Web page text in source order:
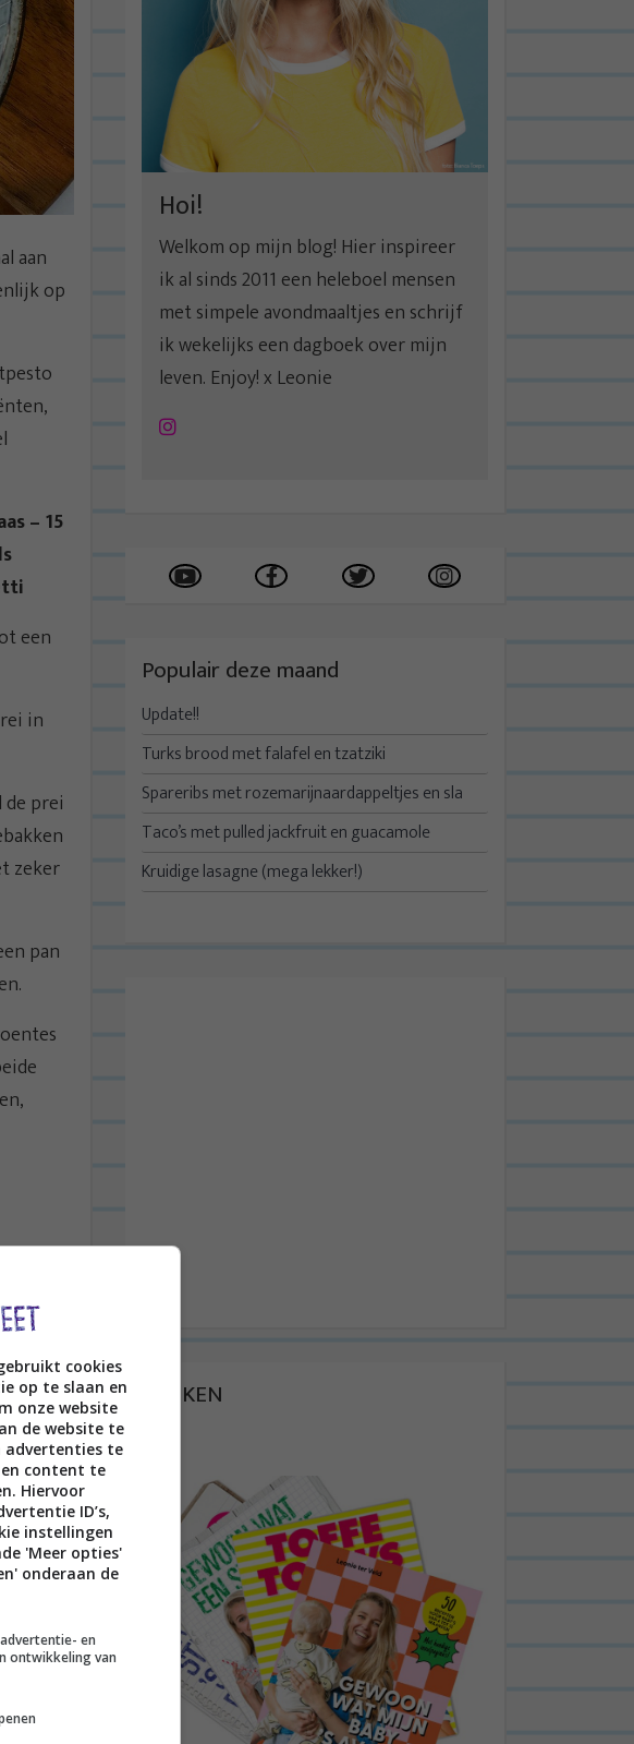
aan
op
– 15
een
in
prei
zeker
pan
De
.
Hoi!
Welkom op mijn blog! Hier inspireer
ik al sinds 2011 een heleboel mensen
met simpele avondmaaltjes en schrijf
ik wekelijks een dagboek over mijn
leven. Enjoy! x Leonie
Instagram
Populair deze maand
Update!!
Turks brood met falafel en tzatziki
Spareribs met rozemarijnaardappeltjes en sla
Taco’s met pulled jackfruit en guacamole
Kruidige lasagne (mega lekker!)
BOEKEN
cookies
op te slaan en
onze website
de website te
advertenties te
content te
Hiervoor
ID’s,
instellingen
'Meer opties'
onderaan de
en
ontwikkeling van